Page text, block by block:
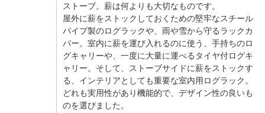
ストーブ。薪は何よりも大切なものです。
屋外に薪をストックしておくための堅牢なスチール
パイプ製のログラックや、雨や雪から守るラックカ
バー。室内に薪を運び入れるのに使う、手持ちのロ
グキャリーや、一度に大量に運べるタイヤ付ログキ
ャリー。そして、ストーブサイドに薪をストックす
る、インテリアとしても重要な室内用ログラック。
どれも実用性があり機能的で、デザイン性の良いも
のを選びました。